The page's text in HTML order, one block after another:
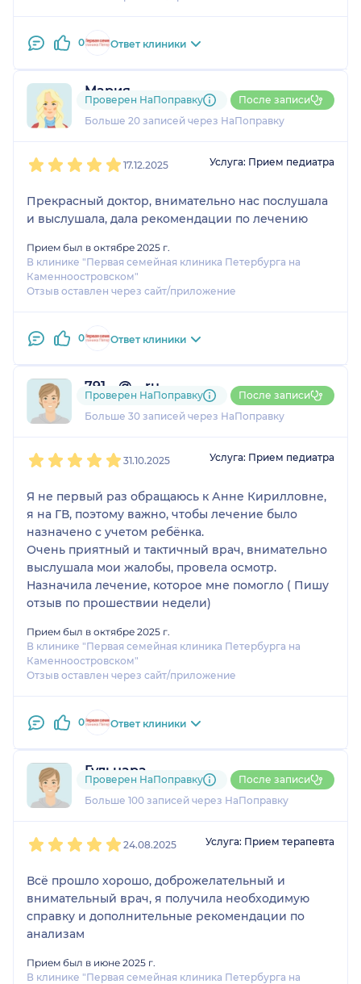
0 Ответ клиники
Мария
3 отзываи 2 оценки
Больше 20 записей через НаПоправку
Проверен НаПоправку После записи
17.12.2025 Услуга: Прием педиатра
Прекрасный доктор, внимательно нас послушала
и выслушала, дала рекомендации по лечению
Прием был в октябре 2025 г.
В клинике "Первая семейная клиника Петербурга на
Каменноостровском"
Отзыв оставлен через сайт/приложение
0 Ответ клиники
791....@....ru
4 отзыва
Больше 30 записей через НаПоправку
Проверен НаПоправку После записи
31.10.2025 Услуга: Прием педиатра
Я не первый раз обращаюсь к Анне Кирилловне,
я на ГВ, поэтому важно, чтобы лечение было
назначено с учетом ребёнка.
Очень приятный и тактичный врач, внимательно
выслушала мои жалобы, провела осмотр.
Назначила лечение, которое мне помогло ( Пишу
отзыв по прошествии недели)
Прием был в октябре 2025 г.
В клинике "Первая семейная клиника Петербурга на
Каменноостровском"
Отзыв оставлен через сайт/приложение
0 Ответ клиники
Гульнара
32 отзыва
Больше 100 записей через НаПоправку
Проверен НаПоправку После записи
24.08.2025 Услуга: Прием терапевта
Всё прошло хорошо, доброжелательный и
внимательный врач, я получила необходимую
справку и дополнительные рекомендации по
анализам
Прием был в июне 2025 г.
В клинике "Первая семейная клиника Петербурга на